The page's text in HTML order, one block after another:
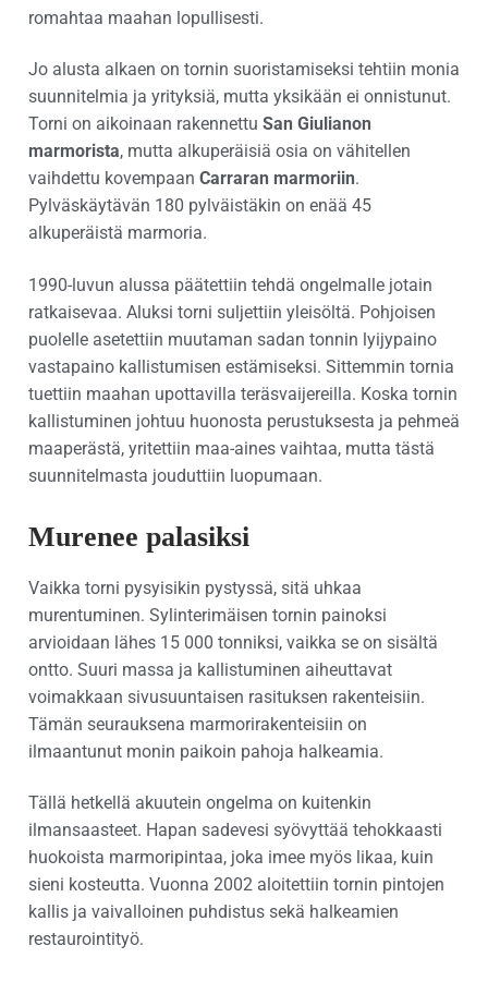
romahtaa maahan lopullisesti.
Jo alusta alkaen on tornin suoristamiseksi tehtiin monia
suunnitelmia ja yrityksiä, mutta yksikään ei onnistunut.
Torni on aikoinaan rakennettu San Giulianon
marmorista, mutta alkuperäisiä osia on vähitellen
vaihdettu kovempaan Carraran marmoriin.
Pylväskäytävän 180 pylväistäkin on enää 45
alkuperäistä marmoria.
1990-luvun alussa päätettiin tehdä ongelmalle jotain
ratkaisevaa. Aluksi torni suljettiin yleisöltä. Pohjoisen
puolelle asetettiin muutaman sadan tonnin lyijypaino
vastapaino kallistumisen estämiseksi. Sittemmin tornia
tuettiin maahan upottavilla teräsvaijereilla. Koska tornin
kallistuminen johtuu huonosta perustuksesta ja pehmeä
maaperästä, yritettiin maa-aines vaihtaa, mutta tästä
suunnitelmasta jouduttiin luopumaan.
Murenee palasiksi
Vaikka torni pysyisikin pystyssä, sitä uhkaa
murentuminen. Sylinterimäisen tornin painoksi
arvioidaan lähes 15 000 tonniksi, vaikka se on sisältä
ontto. Suuri massa ja kallistuminen aiheuttavat
voimakkaan sivusuuntaisen rasituksen rakenteisiin.
Tämän seurauksena marmorirakenteisiin on
ilmaantunut monin paikoin pahoja halkeamia.
Tällä hetkellä akuutein ongelma on kuitenkin
ilmansaasteet. Hapan sadevesi syövyttää tehokkaasti
huokoista marmoripintaa, joka imee myös likaa, kuin
sieni kosteutta. Vuonna 2002 aloitettiin tornin pintojen
kallis ja vaivalloinen puhdistus sekä halkeamien
restaurointityö.